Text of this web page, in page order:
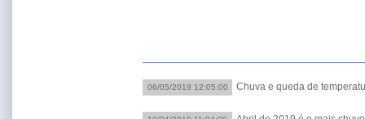
06/05/2019 12:05:00 Chuva e queda de